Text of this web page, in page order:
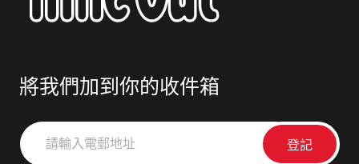
將我們加到你的收件箱
請
輸